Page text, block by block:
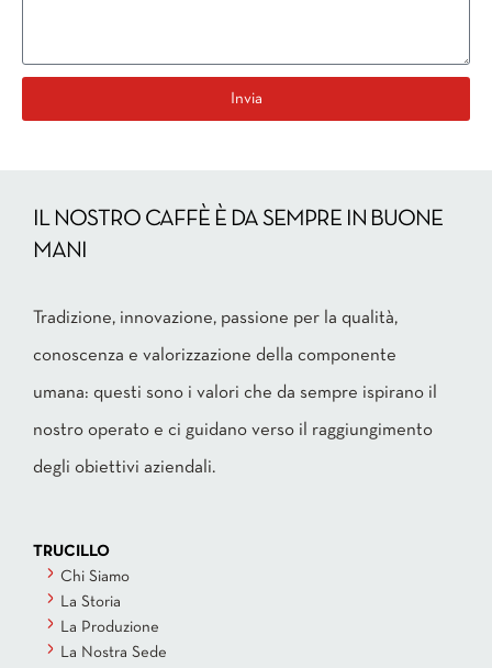
Invia
IL NOSTRO CAFFÈ È DA SEMPRE IN BUONE
MANI
Tradizione, innovazione, passione per la qualità,
conoscenza e valorizzazione della componente
umana: questi sono i valori che da sempre ispirano il
nostro operato e ci guidano verso il raggiungimento
degli obiettivi aziendali.
TRUCILLO
Chi Siamo
La Storia
La Produzione
La Nostra Sede